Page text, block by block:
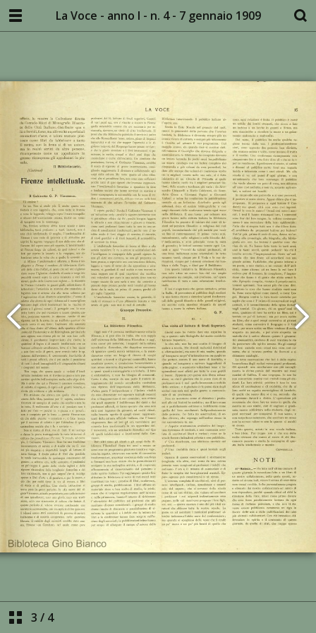
La Voce - anno I - n. 4 - 7 gennaio 1909
3 / 4